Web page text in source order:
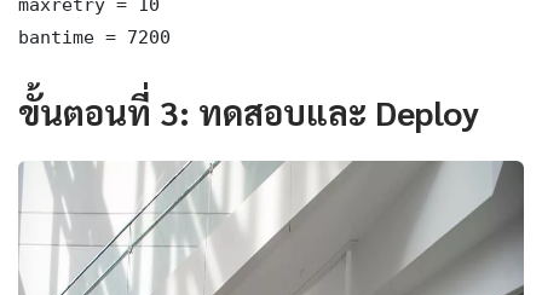
bantime = 7200
ขั้นตอนที่ 3: ทดสอบและ Deploy